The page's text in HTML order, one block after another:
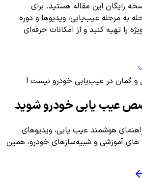
رایگان این مقاله هستید. برای
به مرحله عیب‌یابی، ویدیوها و دوره
را تهیه کنید و از امکانات حرفه‌ای
و گمان در عیب‌یابی خودرو نیست !
هوشمند عیب یابی، ویدیوهای
آموزشی و شبیه‌سازهای خودرو، همین